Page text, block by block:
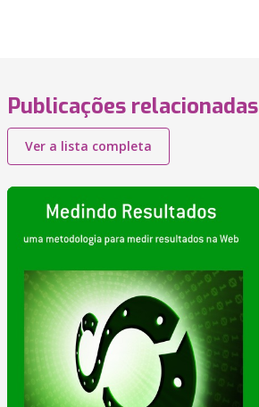
Publicações relacionadas
Ver a lista completa